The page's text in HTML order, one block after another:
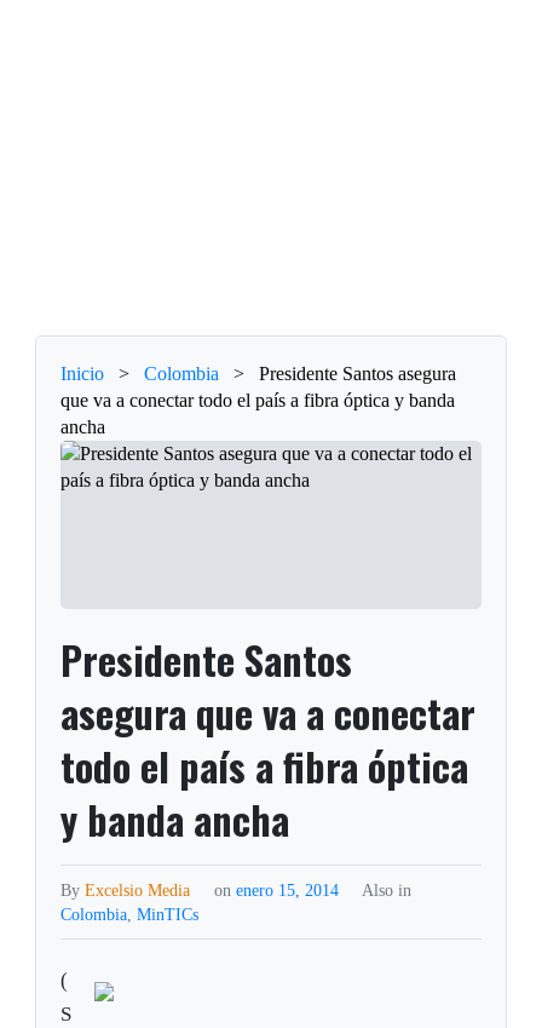
Inicio > Colombia >
Presidente Santos asegura
que va a conectar todo el país a fibra óptica y banda
ancha
Presidente Santos
asegura que va a conectar
todo el país a fibra óptica
y banda ancha
ByExcelsio Media on enero 15, 2014
Also in
Colombia,MinTICs
(
S